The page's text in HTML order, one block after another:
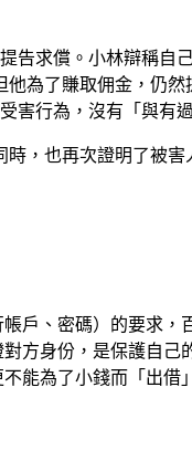
告求償。小林辯稱自
為了賺取佣金，仍
害行為，沒有「與有
，也再次證明了被
戶、密碼）的要求，
方身份，是保護自己
能為了小錢而「出借